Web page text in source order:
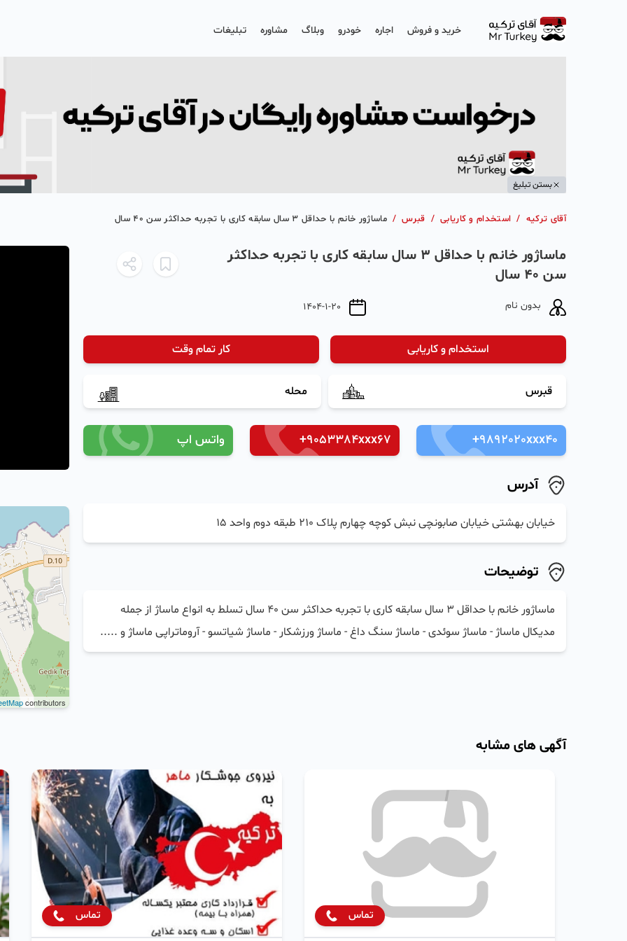
خرید و فروش اجاره خودرو وبلاگ مشاوره تبلیغات
بستن تبلیغ
آقای ترکیه / استخدام و کاریابی / قبرس / ماساژور خانم با حداقل 3 سال سابقه کاری با تجربه حداکثر سن 40 سال
ماساژور خانم با حداقل 3 سال سابقه کاری با تجربه حداکثر
سن 40 سال
بدون نام 1404-1-20
استخدام و کاریابی کار تمام وقت
قبرس محله
+9892020xxx40
+9053384xxx67 واتس اپ
آدرس
خیابان بهشتی خیابان صابونچی نبش کوچه چهارم پلاک 210 طبقه دوم واحد 15
توضیحات
مدیکال ماساژ - ماساژ سوئدی - ماساژ سنگ داغ - ماساژ ورزشکار - ماساژ شیاتسو - آروماتراپی ماساژ و .....
contributors
آگهی های مشابه
تماس تماس